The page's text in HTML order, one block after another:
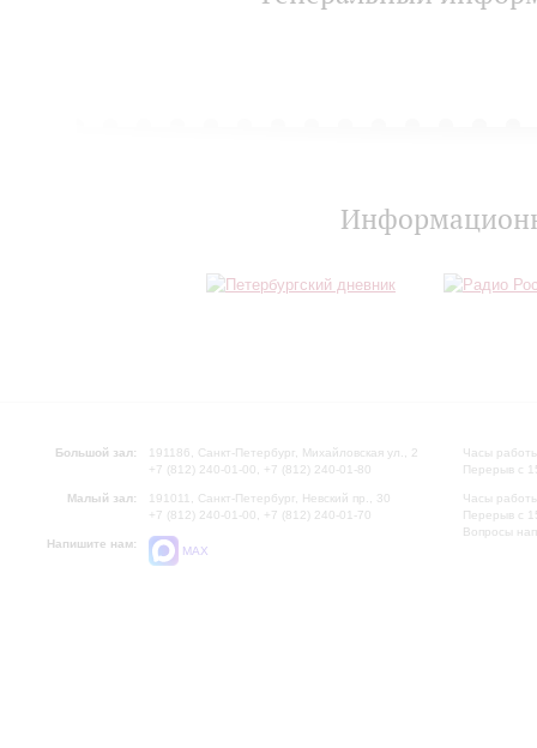
Большой зал:
191186, Санкт-Петербург, Михайловская ул., 2
+7 (812) 240-01-00, +7 (812) 240-01-80
Малый зал:
191011, Санкт-Петербург, Невский пр., 30
+7 (812) 240-01-00, +7 (812) 240-01-70
Напишите нам:
MAX
Часы
Перерыв с
Часы
Перерыв с
Вопросы